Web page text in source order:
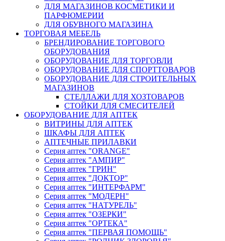
ДЛЯ МАГАЗИНОВ КОСМЕТИКИ И
ПАРФЮМЕРИИ
ДЛЯ ОБУВНОГО МАГАЗИНА
ТОРГОВАЯ МЕБЕЛЬ
БРЕНДИРОВАНИЕ ТОРГОВОГО
ОБОРУДОВАНИЯ
ОБОРУДОВАНИЕ ДЛЯ ТОРГОВЛИ
ОБОРУДОВАНИЕ ДЛЯ СПОРТТОВАРОВ
ОБОРУДОВАНИЕ ДЛЯ СТРОИТЕЛЬНЫХ
МАГАЗИНОВ
СТЕЛЛАЖИ ДЛЯ ХОЗТОВАРОВ
СТОЙКИ ДЛЯ СМЕСИТЕЛЕЙ
ОБОРУДОВАНИЕ ДЛЯ АПТЕК
ВИТРИНЫ ДЛЯ АПТЕК
ШКАФЫ ДЛЯ АПТЕК
АПТЕЧНЫЕ ПРИЛАВКИ
Серия аптек "ORANGE"
Серия аптек "АМПИР"
Серия аптек "ГРИН"
Серия аптек "ДОКТОР"
Серия аптек "ИНТЕРФАРМ"
Серия аптек "МОДЕРН"
Серия аптек "НАТУРЕЛЬ"
Серия аптек "ОЗЕРКИ"
Серия аптек "ОРТЕКА"
Серия аптек "ПЕРВАЯ ПОМОЩЬ"